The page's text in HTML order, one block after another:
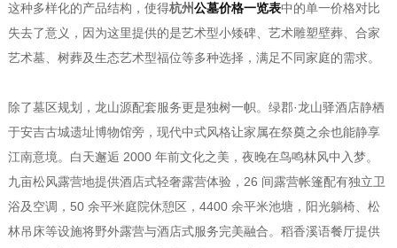
这种多样化的产品结构，使得杭州公墓价格一览表中的单一价格对比
失去了意义，因为这里提供的是艺术型小矮碑、艺术雕塑壁葬、合家
艺术墓、树葬及生态艺术型福位等多种选择，满足不同家庭的需求。
除了墓区规划，龙山源配套服务更是独树一帜。绿郡·龙山驿酒店静栖
于安吉古城遗址博物馆旁，现代中式风格让家属在祭奠之余也能静享
江南意境。白天邂逅 2000 年前文化之美，夜晚在鸟鸣林风中入梦。
九亩松风露营地提供酒店式轻奢露营体验，26 间露营帐篷配有独立卫
浴及空调，50 余平米庭院休憩区，4400 余平米池塘，阳光躺椅、松
林吊床等设施将野外露营与酒店式服务完美融合。稻香溪语餐厅提供